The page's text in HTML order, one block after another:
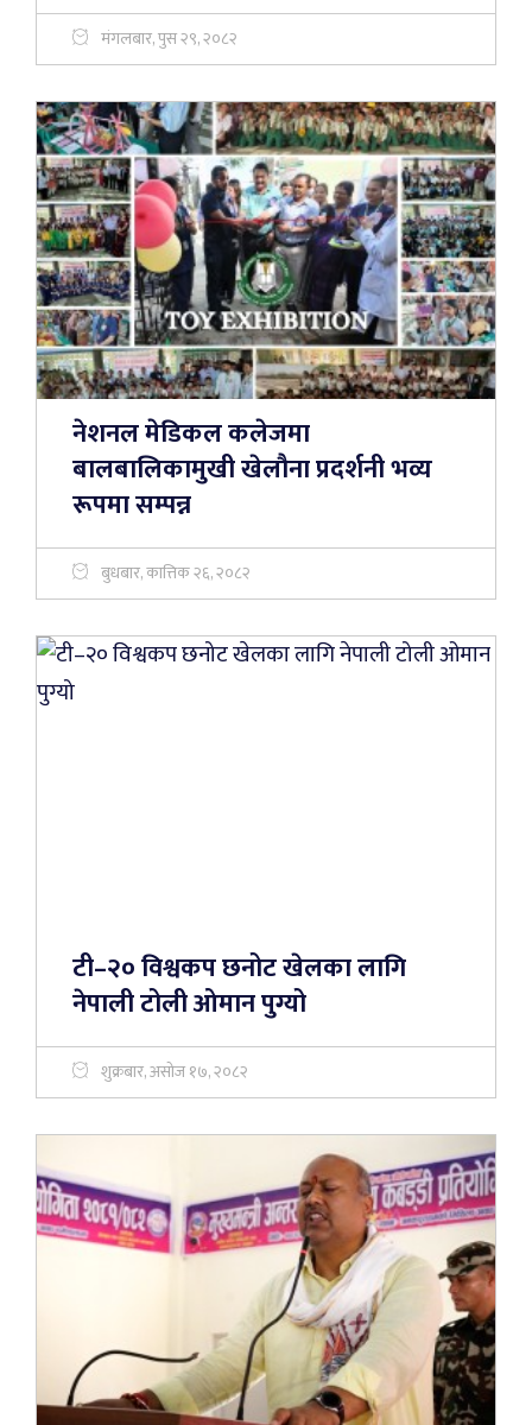
मंगलबार, पुस २९, २०८२
नेशनल मेडिकल कलेजमा
बालबालिकामुखी खेलौना प्रदर्शनी भव्य
रूपमा सम्पन्न
बुधबार, कात्तिक २६, २०८२
टी–२० विश्वकप छनोट खेलका लागि
नेपाली टोली ओमान पुग्यो
शुक्रबार, असोज १७, २०८२